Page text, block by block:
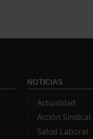
NOTICIAS
Actualidad
Acción Sindical
Salud Laboral